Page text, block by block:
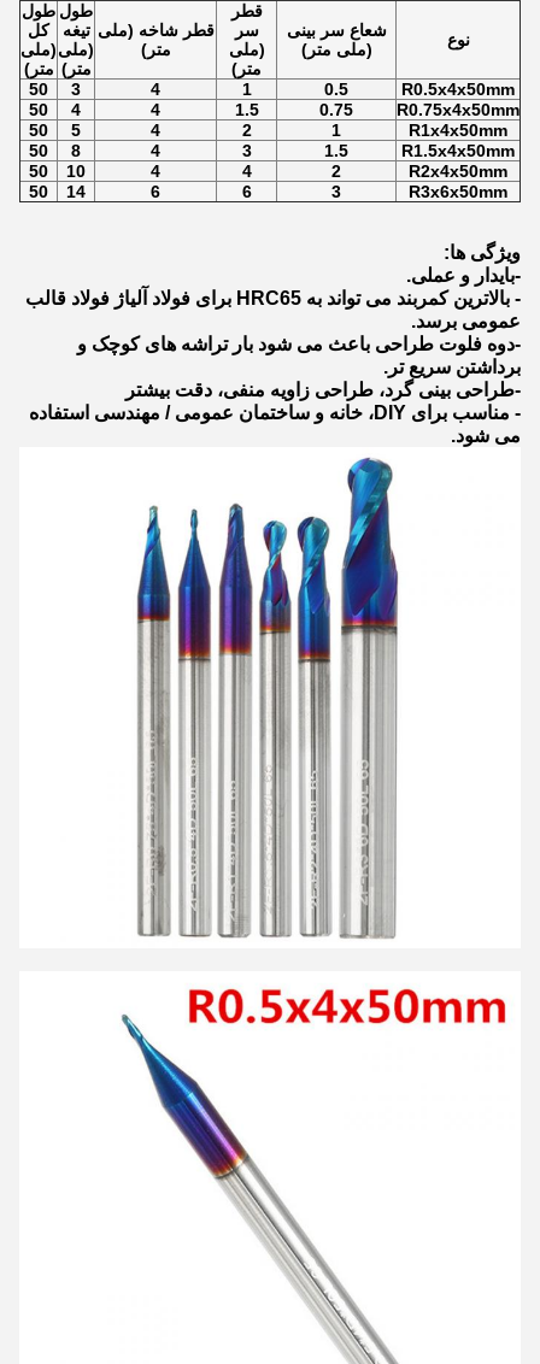
نوع
شعاع سر بینی
(ملی متر)
قطر
سر
(ملی
متر)
قطر شاخه (ملی
متر)
طول
تیغه
(ملی
متر)
طول
کل
(ملی
متر)
R0.5x4x50mm
0.5
1
4
3
50
R0.75x4x50mm
0.75
1.5
4
4
50
R1x4x50mm
1
2
4
5
50
R1.5x4x50mm
1.5
3
4
8
50
R2x4x50mm
2
4
4
10
50
R3x6x50mm
3
6
6
14
50
ویژگی ها:
-بایدار و عملی.
- بالاترین کمربند می تواند به HRC65 برای فولاد آلیاژ فولاد قالب
عمومی برسد.
-دوه فلوت طراحی باعث می شود بار تراشه های کوچک و
برداشتن سریع تر.
-طراحی بینی گرد، طراحی زاویه منفی، دقت بیشتر
- مناسب برای DIY، خانه و ساختمان عمومی / مهندسی استفاده
می شود.